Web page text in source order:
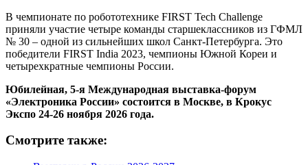
В чемпионате по робототехнике FIRST Tech Challenge
приняли участие четыре команды старшеклассников из ГФМЛ
№ 30 – одной из сильнейших школ Санкт-Петербурга. Это
победители FIRST India 2023, чемпионы Южной Кореи и
четырехкратные чемпионы России.
Юбилейная, 5-я Международная выставка-форум
«Электроника России» состоится в Москве, в Крокус
Экспо 24-26 ноября 2026 года.
Смотрите также: